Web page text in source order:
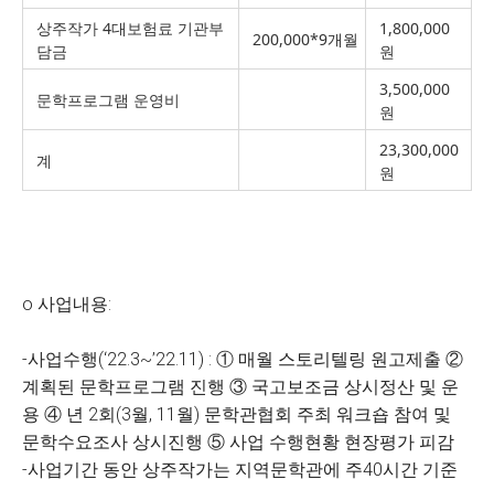
상주작가 4대보험료 기관부
담금
200,000*9개월
1,800,000
원
문학프로그램 운영비
3,500,000
원
계
23,300,000
원
o 사업내용:
-사업수행(‘22.3~’22.11) : ① 매월 스토리텔링 원고제출 ②
계획된 문학프로그램 진행 ③ 국고보조금 상시정산 및 운
용 ④ 년 2회(3월, 11월) 문학관협회 주최 워크숍 참여 및
문학수요조사 상시진행 ⑤ 사업 수행현황 현장평가 피감
-사업기간 동안 상주작가는 지역문학관에 주40시간 기준